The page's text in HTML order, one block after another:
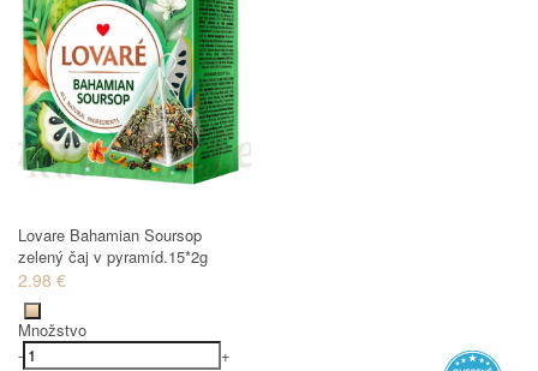
Lovare Bahamian Soursop
zelený čaj v pyramíd.15*2g
2.98 €
Množstvo
-
+